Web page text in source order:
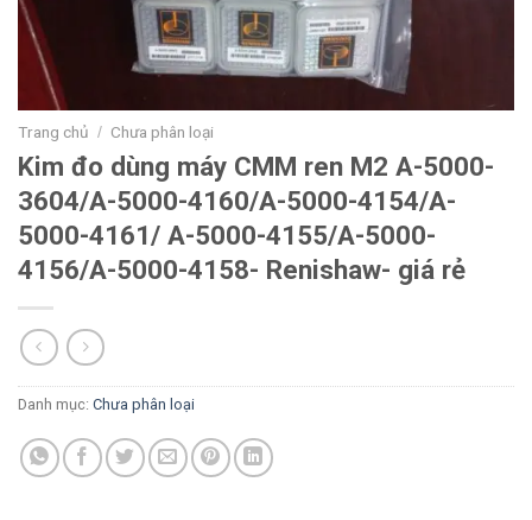
Trang chủ / Chưa phân loại
Kim đo dùng máy CMM ren M2 A-5000-
3604/A-5000-4160/A-5000-4154/A-
5000-4161/ A-5000-4155/A-5000-
4156/A-5000-4158- Renishaw- giá rẻ
Danh mục: Chưa phân loại